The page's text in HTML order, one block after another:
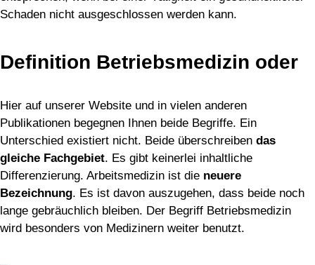
Schaden nicht ausgeschlossen werden kann.
Definition Betriebsmedizin oder
Hier auf unserer Website und in vielen anderen
Publikationen begegnen Ihnen beide Begriffe. Ein
Unterschied existiert nicht. Beide überschreiben das
gleiche Fachgebiet. Es gibt keinerlei inhaltliche
Differenzierung. Arbeitsmedizin ist die neuere
Bezeichnung. Es ist davon auszugehen, dass beide noch
lange gebräuchlich bleiben. Der Begriff Betriebsmedizin
wird besonders von Medizinern weiter benutzt.